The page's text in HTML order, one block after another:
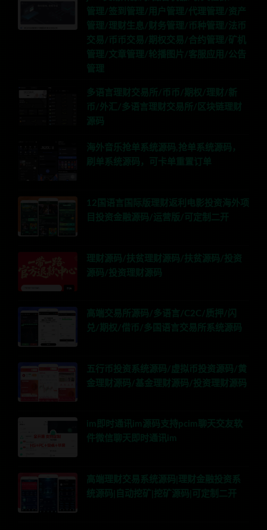
管理/签到管理/用户管理/代理管理/资产
管理/理财生息/财务管理/币种管理/法币
交易/币币交易/期权交易/合约管理/矿机
管理/文章管理/轮播图片/客服应用/公告
管理
多语言理财交易所/币币/期权/理财/新
币/外汇/多语言理财交易所/区块链理财
源码
海外音乐抢单系统源码,抢单系统源码，
刷单系统源码，可卡单重置订单
12国语言国际版理财返利电影投资海外项
目投资金融源码/运营版/可定制二开
理财源码/扶贫理财源码/扶贫源码/投资
源码/投资理财源码
高端交易所源码/多语言/C2C/质押/闪
兑/期权/借币/多国语言交易所系统源码
五行币投资系统源码/虚拟币投资源码/黄
金理财源码/基金理财源码/投资理财源码
im即时通讯im源码支持pcim聊天交友软
件微信聊天即时通讯im
高端理财交易系统源码|理财金融投资系
统源码|自动挖矿|挖矿源码|可定制二开